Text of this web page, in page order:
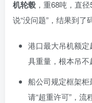
机轮毂 ，重68吨，直
说“没问题”，结果到了
港口最大吊机额
具重量，根本吊不
船公司规定框架
请“超重许可”，流